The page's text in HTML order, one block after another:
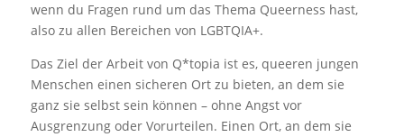
wenn du Fragen rund um das Thema Queerness hast,
also zu allen Bereichen von LGBTQIA+.
Das Ziel der Arbeit von Q*topia ist es, queeren jungen
Menschen einen sicheren Ort zu bieten, an dem sie
ganz sie selbst sein können – ohne Angst vor
Ausgrenzung oder Vorurteilen. Einen Ort, an dem sie